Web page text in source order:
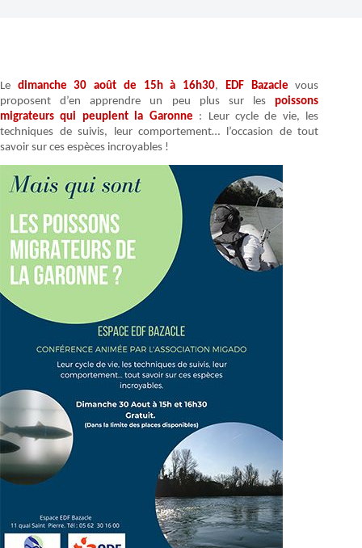
Le dimanche 30 août de 15h à 16h30, EDF Bazacle vous
proposent d’en apprendre un peu plus sur lespoissons
migrateurs qui peuplent la Garonne : Leur cycle de vie, les
techniques de suivis, leur comportement… l’occasion de tout
savoir sur ces espèces incroyables !